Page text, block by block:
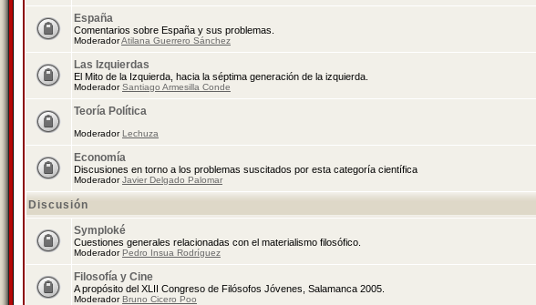
España
Comentarios sobre España y sus problemas.
ModeradorAtilana Guerrero Sánchez
Las Izquierdas
El Mito de la Izquierda, hacia la séptima generación de la izquierda.
ModeradorSantiago Armesilla Conde
Teoría Política
ModeradorLechuza
Economía
Discusiones en torno a los problemas suscitados por esta categoría científica
ModeradorJavier Delgado Palomar
Discusión
Symploké
Cuestiones generales relacionadas con el materialismo filosófico.
ModeradorPedro Insua Rodríguez
Filosofía y Cine
A propósito del XLII Congreso de Filósofos Jóvenes, Salamanca 2005.
ModeradorBruno Cicero Poo